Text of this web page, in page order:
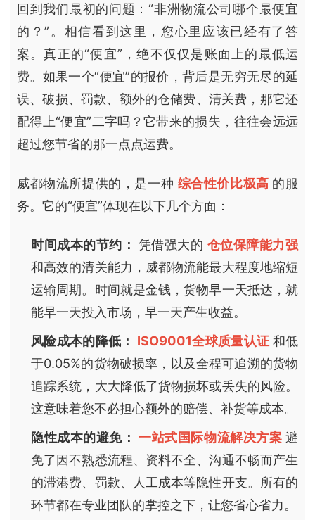
回到我们最初的问题：“非洲物流公司哪个最便宜
的？”。相信看到这里，您心里应该已经有了答
案。真正的“便宜”，绝不仅仅是账面上的最低运
费。如果一个“便宜”的报价，背后是无穷无尽的延
误、破损、罚款、额外的仓储费、清关费，那它还
配得上“便宜”二字吗？它带来的损失，往往会远远
超过您节省的那一点点运费。
威都物流所提供的，是一种 综合性价比极高 的服
务。它的“便宜”体现在以下几个方面：
时间成本的节约： 凭借强大的 仓位保障能力强
和高效的清关能力，威都物流能最大程度地缩短
运输周期。时间就是金钱，货物早一天抵达，就
能早一天投入市场，早一天产生收益。
风险成本的降低： ISO9001全球质量认证 和低
于0.05%的货物破损率，以及全程可追溯的货物
追踪系统，大大降低了货物损坏或丢失的风险。
这意味着您不必担心额外的赔偿、补货等成本。
隐性成本的避免：一站式国际物流解决方案避
免了因不熟悉流程、资料不全、沟通不畅而产生
的滞港费、罚款、人工成本等隐性开支。所有的
环节都在专业团队的掌控之下，让您省心省力。